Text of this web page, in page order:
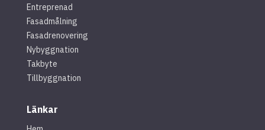
Entreprenad
Fasadmålning
Fasadrenovering
Nybyggnation
Takbyte
Tillbyggnation
Länkar